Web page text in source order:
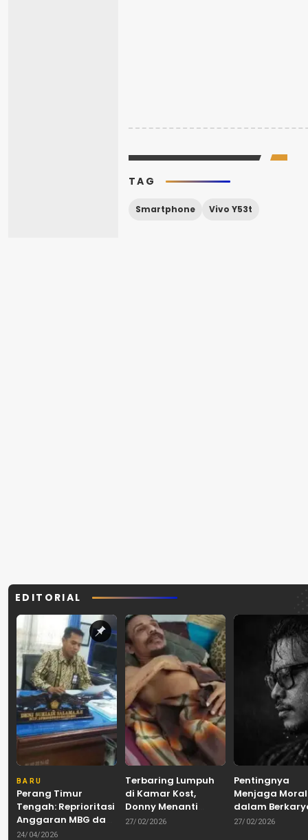
TAG
Smartphone Vivo Y53t
EDITORIAL
BARU
Perang Timur
Tengah: Reprioritasi
Anggaran MBG dan
Koperasi Merah
24/04/2026
Terbaring Lumpuh
di Kamar Kost,
Donny Menanti
Uluran Tangan di
27/02/2026
Pentingnya
Menjaga Moral
dalam
Era Digital
27/02/2026